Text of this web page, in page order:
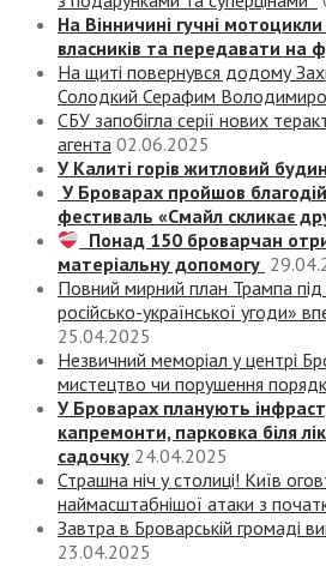
На Вінничині гучні
власників та передавати на
На щиті повернувся додому
Солодкий Серафим
СБУ запобігла серії нових
агента 02.06.2025
У Калиті горів житловий
У Броварах пройшов
фестиваль «Смайл скликає
Понад 150 броварчан
матеріальну допомогу
Повний мирний план Трампа
російсько-української угоди»
25.04.2025
Незвичний меморіал у центрі
мистецтво чи порушення
У Броварах планують
капремонти, парковка біля
садочку 24.04.2025
Страшна ніч у столиці! Київ
наймасштабнішої атаки з
Завтра в Броварській громаді
23.04.2025